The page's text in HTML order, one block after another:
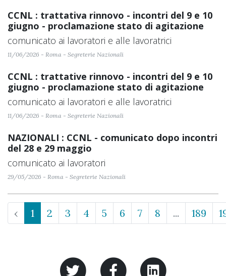
CCNL : trattativa rinnovo - incontri del 9 e 10
giugno - proclamazione stato di agitazione
comunicato ai lavoratori e alle lavoratrici
11/06/2026 - Roma - Segreterie Nazionali
CCNL : trattative rinnovo - incontri del 9 e 10
giugno - proclamazione stato di agitazione
comunicato ai lavoratori e alle lavoratrici
11/06/2026 - Roma - Segreterie Nazionali
NAZIONALI : CCNL - comunicato dopo incontri
del 28 e 29 maggio
comunicato ai lavoratori
29/05/2026 - Roma - Segreterie Nazionali
‹ 1 2 3 4 5 6 7 8 ... 189